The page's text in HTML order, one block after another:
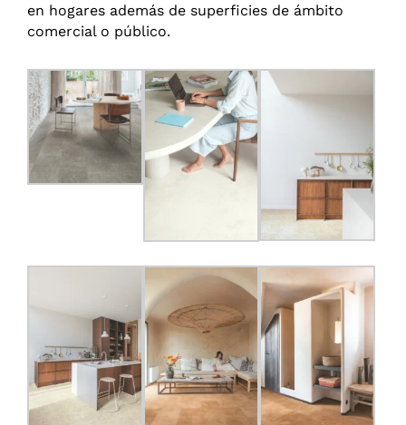
en hogares además de superficies de ámbito
comercial o público.